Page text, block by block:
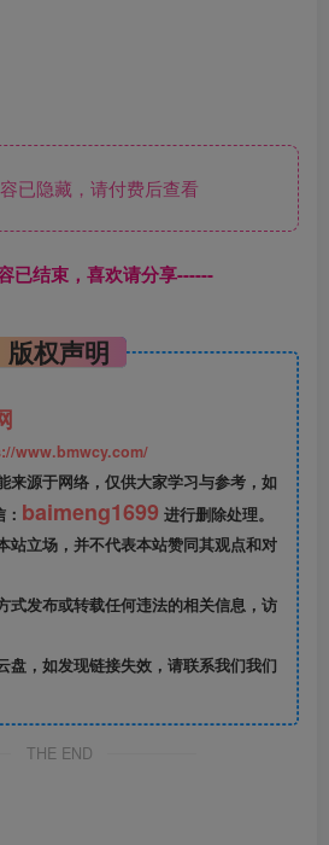
已隐藏，请付费后查看
已结束，喜欢请分享------
版权声明
www.bmwcy.com/
来源于网络，仅供大家学习与参考，如
baimeng1699 进行删除处理。
站立场，并不代表本站赞同其观点和对
式发布或转载任何违法的相关信息，访
盘，如发现链接失效，请联系我们我们
THE END